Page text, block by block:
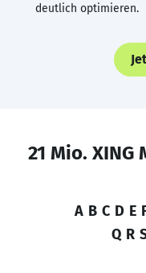
deutlich optimieren.
21 Mio.
A B C D E
Q R